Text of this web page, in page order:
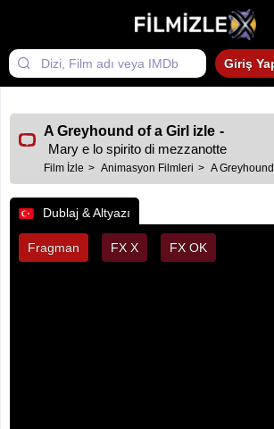
Giriş
A Greyhound of a Girl izle -
Mary e lo spirito di mezzanotte
Film İzle Animasyon Filmleri A
Dublaj & Altyazı
Fragman FX X FX OK